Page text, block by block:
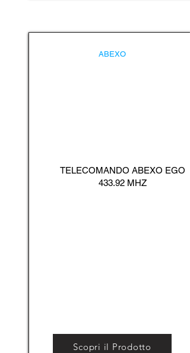
ABEXO
TELECOMANDO ABEXO EGO
433.92 MHZ
Scopri il Prodotto